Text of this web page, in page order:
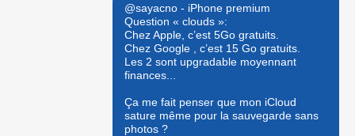
@sayacno - iPhone premium
Question « clouds »:
Chez Apple, c’est 5Go gratuits.
Chez Google , c’est 15 Go gratuits.
Les 2 sont upgradable moyennant
finances...
Ça me fait penser que mon iCloud
sature même pour la sauvegarde sans
photos ?